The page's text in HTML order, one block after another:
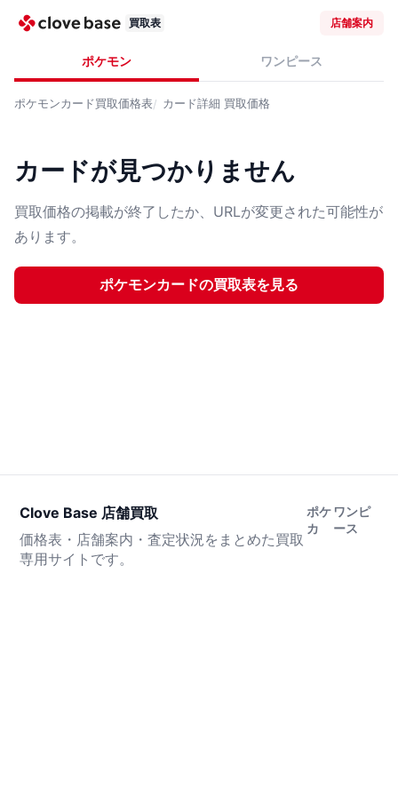
買取表 店舗案内
ポケモン ワンピース
ポケモンカード買取価格表 カード詳細 買取価格
カードが見つかりません
買取価格の掲載が終了したか、URLが変更された可能性が
あります。
ポケモンカードの買取表を見る
Clove Base 店舗買取
価格表・店舗案内・査定状況をまとめた買取
専用サイトです。
ポケ
カ
ワンピ
ース